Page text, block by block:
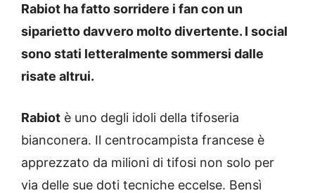
Rabiot ha fatto sorridere i fan con un
siparietto davvero molto divertente. I social
sono stati letteralmente sommersi dalle
risate altrui.
Rabiot è uno degli idoli della tifoseria
bianconera. Il centrocampista francese è
apprezzato da milioni di tifosi non solo per
via delle sue doti tecniche eccelse. Bensì